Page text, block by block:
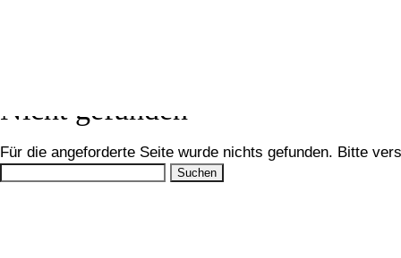
Nicht gefunden
Für die angeforderte Seite wurde nichts gefunden. Bitte
Suchen